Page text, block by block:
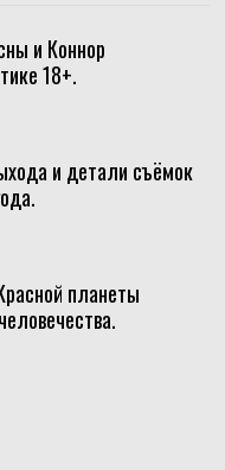
и Коннор
18+.
и детали съёмок
планеты